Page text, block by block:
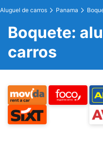
Aluguel de carros Panama
Boquete:
carros